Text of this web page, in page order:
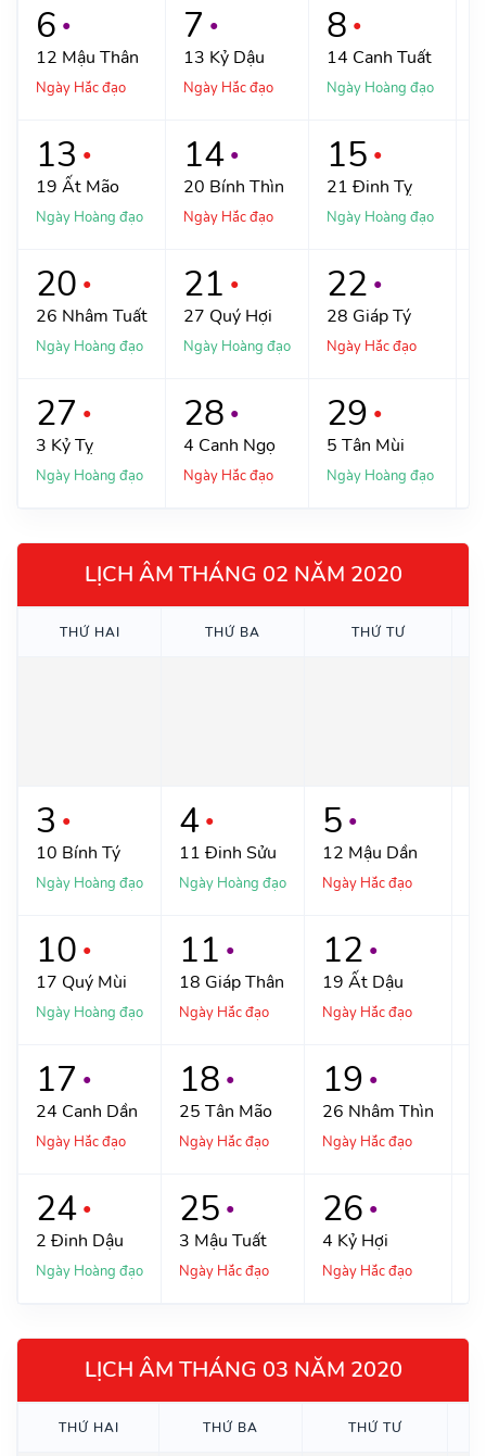
6 ●
12 Mậu Thân
Ngày Hắc đạo
7 ●
13 Kỷ Dậu
Ngày Hắc đạo
8 ●
14 Canh Tuất
Ngày Hoàng đạo
13 ●
19 Ất Mão
Ngày Hoàng đạo
14 ●
20 Bính Thìn
Ngày Hắc đạo
15 ●
21 Đinh Tỵ
Ngày Hoàng đạo
20 ●
26 Nhâm Tuất
Ngày Hoàng đạo
21 ●
27 Quý Hợi
Ngày Hoàng đạo
22 ●
28 Giáp Tý
Ngày Hắc đạo
27 ●
3 Kỷ Tỵ
Ngày Hoàng đạo
28 ●
4 Canh Ngọ
Ngày Hắc đạo
29 ●
5 Tân Mùi
Ngày Hoàng đạo
LỊCH ÂM THÁNG 02 NĂM 2020
THỨHAI THỨ BA THỨTƯ
3 ●
10 Bính Tý
Ngày Hoàng đạo
4 ●
11 Đinh Sửu
Ngày Hoàng đạo
5 ●
12 Mậu Dần
Ngày Hắc đạo
10 ●
17 Quý Mùi
Ngày Hoàng đạo
11 ●
18 Giáp Thân
Ngày Hắc đạo
12 ●
19 Ất Dậu
Ngày Hắc đạo
17 ●
24 Canh Dần
Ngày Hắc đạo
18 ●
25 Tân Mão
Ngày Hắc đạo
19 ●
26 Nhâm Thìn
Ngày Hắc đạo
24 ●
2 Đinh Dậu
Ngày Hoàng đạo
25 ●
3 Mậu Tuất
Ngày Hắc đạo
26 ●
4 Kỷ Hợi
Ngày Hắc đạo
LỊCH ÂM THÁNG 03 NĂM 2020
THỨHAI THỨ BA THỨTƯ